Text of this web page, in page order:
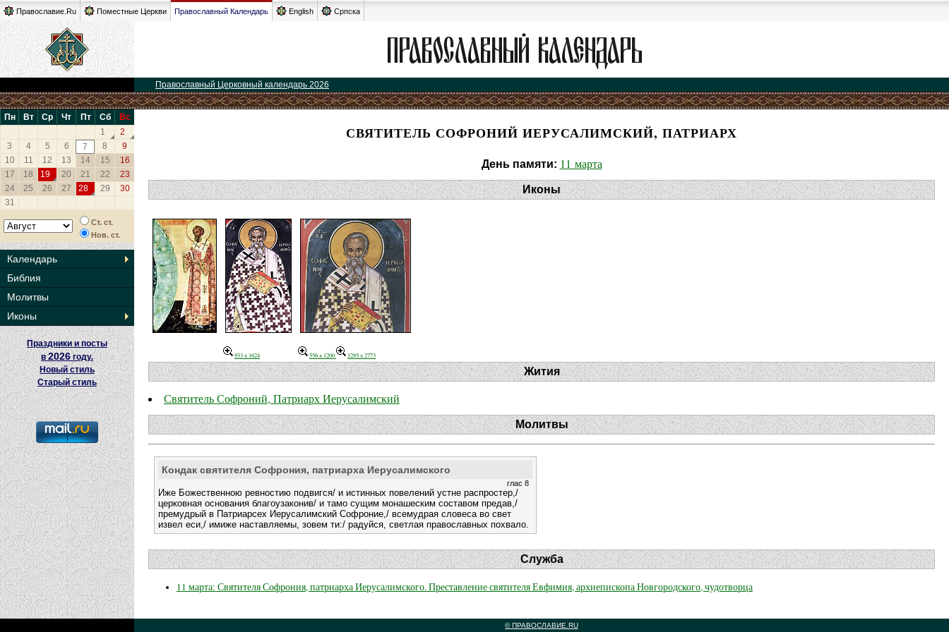
Православие.Ru Поместные Церкви Православный Календарь English Српска
Православный Церковный календарь 2026
Пн Вт Ср Чт Пт Сб
Вс
1
2
3
4 5 6 7 8
9
10
11 12 13 14 15
16
17
18 19 20 21 22
23
24
25 26 27 28 29
30
31
Ст. ст.
Нов. ст.
Календарь
Библия
Молитвы
Иконы
Праздники и посты
в2026 году.
Новый стиль
Старый стиль
СВЯТИТЕЛЬ СОФРОНИЙ ИЕРУСАЛИМСКИЙ, ПАТРИАРХ
День памяти: 11 марта
Иконы
933 x 1624 556 x 1200 1285 x 2773
Жития
Святитель Софроний, Патриарх Иерусалимский
Молитвы
Кондак святителя Софрония, патриарха Иерусалимского
глас 8
Иже Божественною ревностию подвигся/ и истинных повелений устне распростер,/
церковная основания благоузаконив/ и тамо сущим монашеским составом предав,/
премудрый в Патриарсех Иерусалимский Софроние,/ всемудрая словеса во свет
извел еси,/ имиже наставляемы, зовем ти:/ радуйся, светлая православных похвало.
Служба
11 марта: Святителя Софрония, патриарха Иерусалимского. Преставление святителя Евфимия, архиепископа Новгородского, чудотворца
© ПРАВОСЛАВИЕ.RU